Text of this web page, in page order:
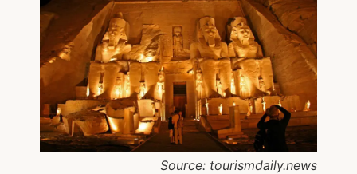
Source: tourismdaily.news